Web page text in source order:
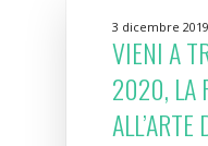
3 dicembre 2019
VIENI A
2020, LA
ALL’ARTE